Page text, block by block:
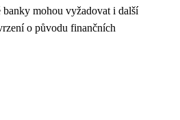
mohou vyžadovat i další
o původu finančních